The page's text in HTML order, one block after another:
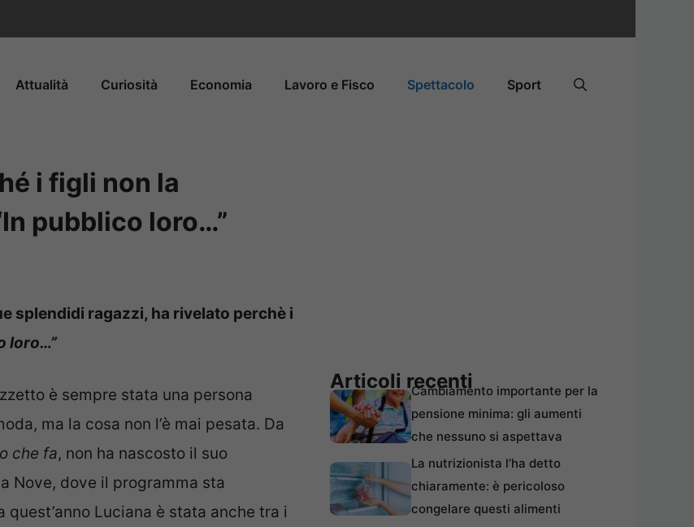
Attualità Curiosità Economia Lavoro e Fisco Spettacolo Sport
i figli non la
pubblico loro…”
splendidi ragazzi, ha rivelato perchè i
loro…”
è sempre stata una persona
ma la cosa non l’è mai pesata. Da
che fa, non ha nascosto il suo
Nove, dove il programma sta
Luciana è stata anche tra i
Articoli recentiCambiamento importante per la
pensione minima: gli aumenti
che nessuno si aspettava
La nutrizionista l’ha detto
chiaramente: è pericoloso
congelare questi alimenti